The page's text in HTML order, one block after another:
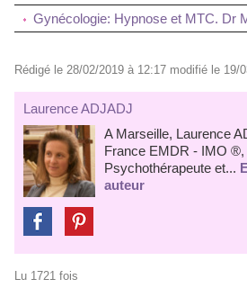
Gynécologie: Hypnose et MTC. Dr
Rédigé le 28/02/2019 à 12:17 modifié le 19/
Laurence ADJADJ
A Marseille, Laurence
France EMDR - IMO ®,
Psychothérapeute et...
auteur
Lu 1721 fois